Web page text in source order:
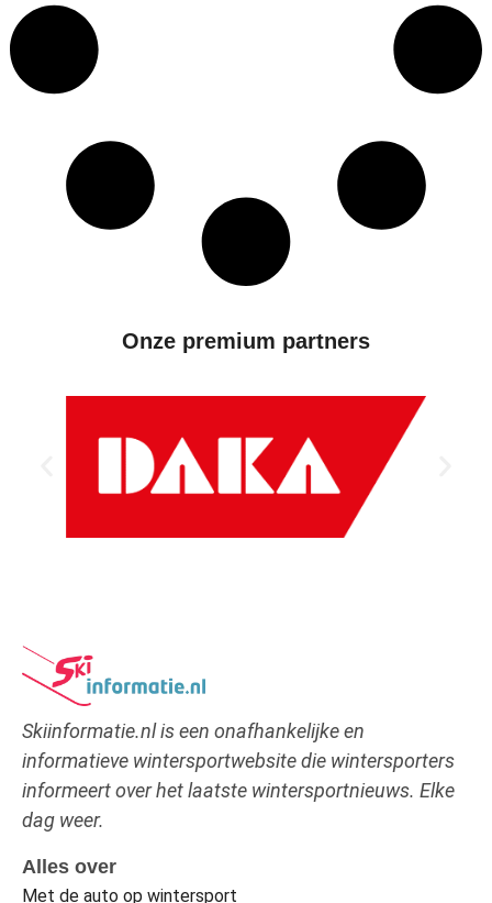
Onze premium partners
Skiinformatie.nl is een onafhankelijke en
informatieve wintersportwebsite die wintersporters
informeert over het laatste wintersportnieuws. Elke
dag weer.
Alles over
Met de auto op wintersport